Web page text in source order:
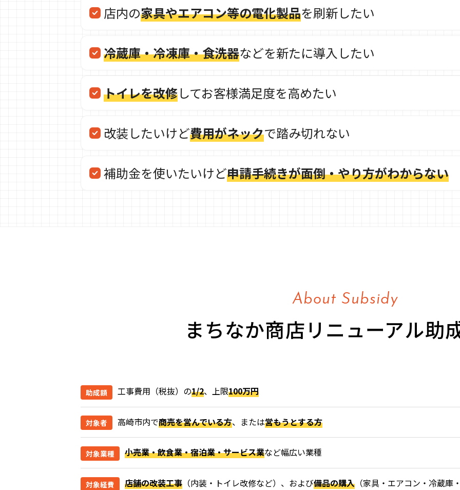
店内の家具やエアコン等の電化製品を刷新したい
冷蔵庫・冷凍庫・食洗器などを新たに導入したい
トイレを改修してお客様満足度を高めたい
改装したいけど費用がネックで踏み切れない
補助金を使いたいけど申請手続きが面倒・やり方がわからない
About Subsidy
まちなか商店リニューアル助
助成額 工事費用（税抜）の1/2、上限100万円
対象者 高崎市内で商売を営んでいる方、または営もうとする方
対象業種 小売業・飲食業・宿泊業・サービス業など幅広い業種
対象経費 店舗の改装工事 （内装・トイレ改修など）、および備品の購入 （家具・エアコン・冷蔵